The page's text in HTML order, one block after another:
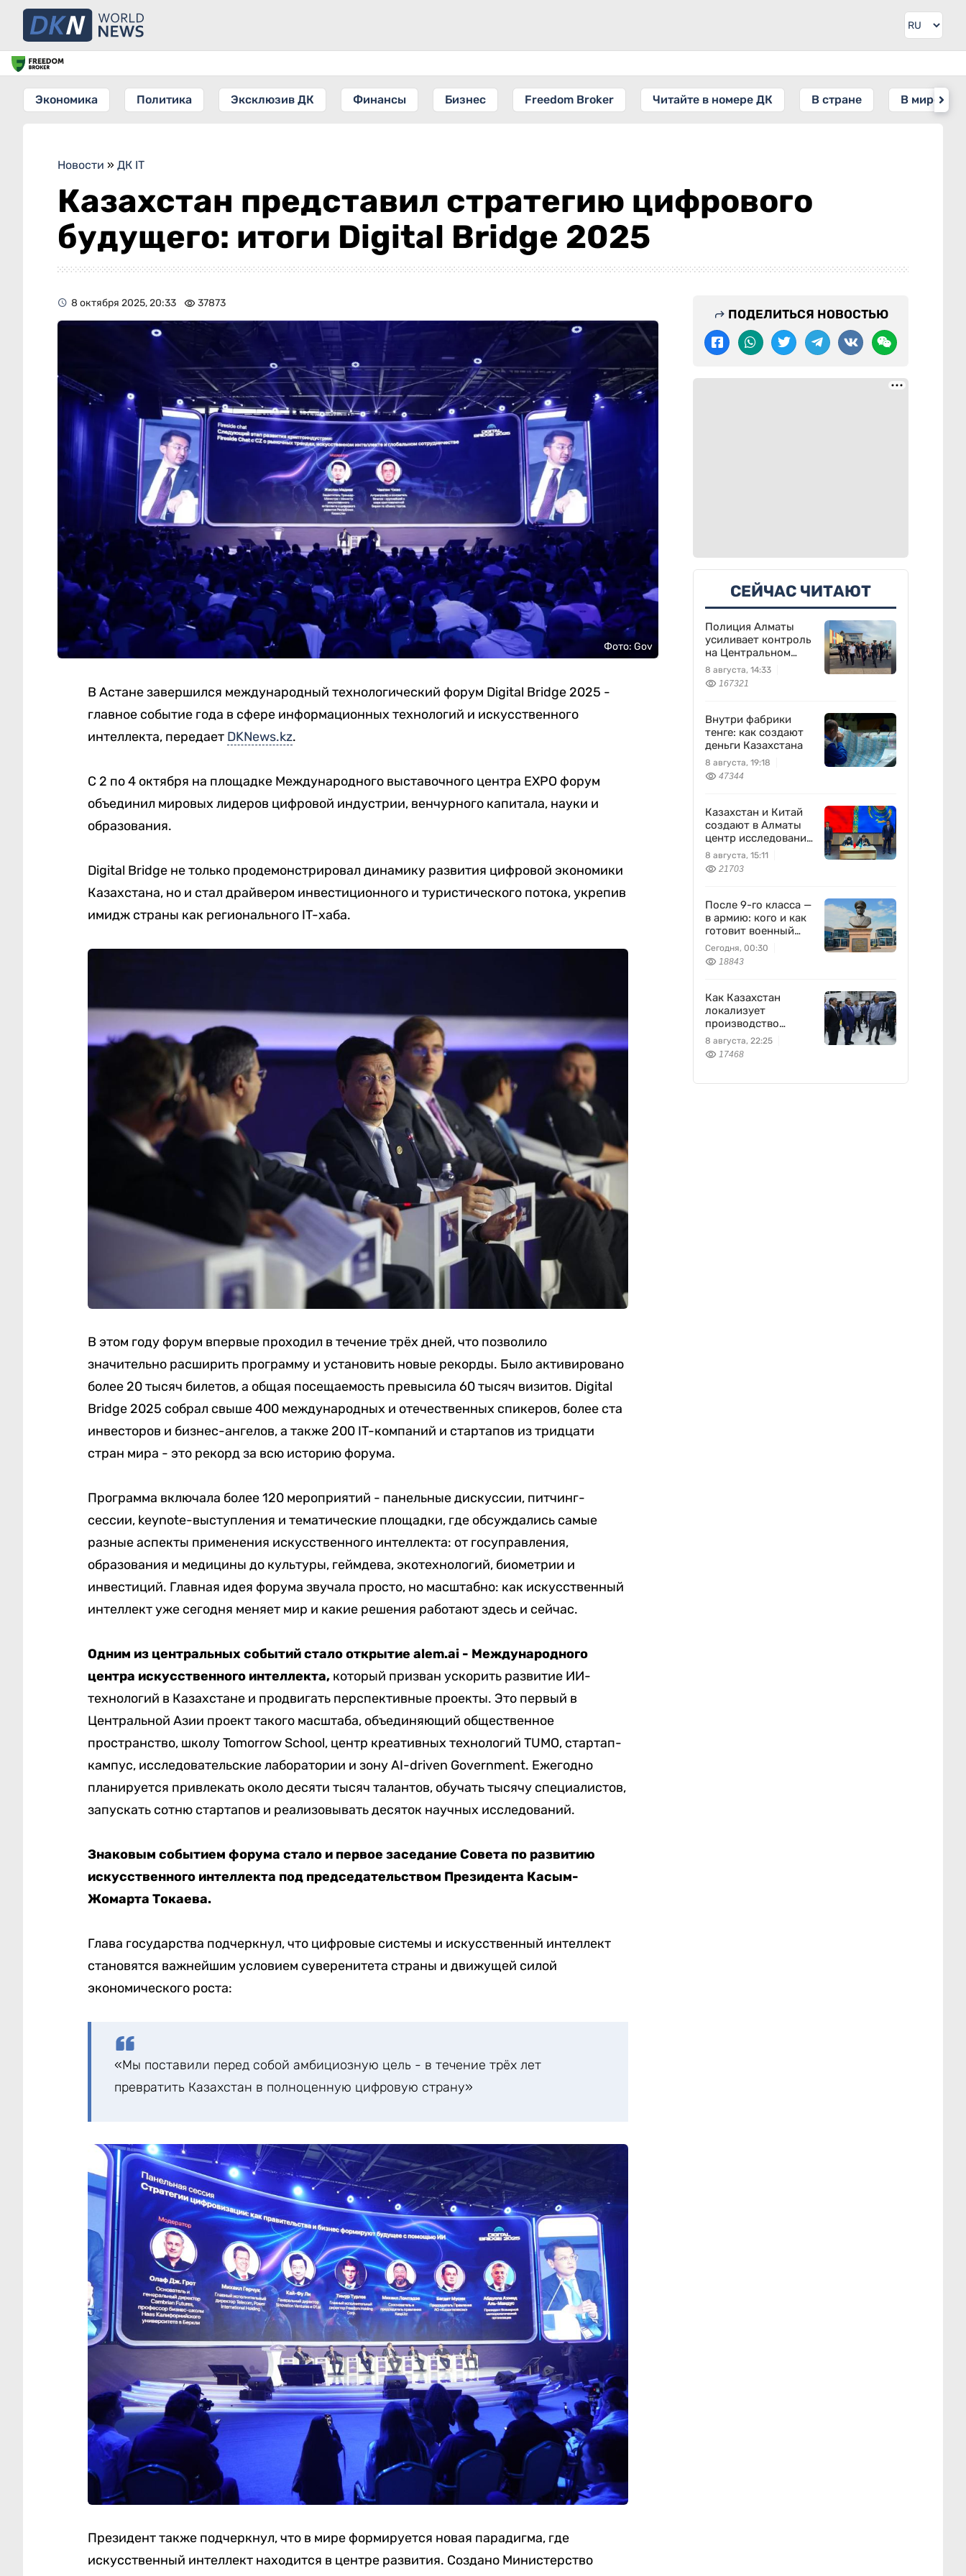
Экономика Политика Эксклюзив ДК Финансы Бизнес Freedom Broker Читайте в номере ДК В стране В мире
Новости » ДК IT
Казахстан представил стратегию цифрового
будущего: итоги Digital Bridge 2025
8 октября 2025, 20:33 37873
Фото: Gov
В Астане завершился международный технологический форум Digital Bridge 2025 -
главное событие года в сфере информационных технологий и искусственного
интеллекта, передает DKNews.kz.
С 2 по 4 октября на площадке Международного выставочного центра EXPO форум
объединил мировых лидеров цифровой индустрии, венчурного капитала, науки и
образования.
Digital Bridge не только продемонстрировал динамику развития цифровой экономики
Казахстана, но и стал драйвером инвестиционного и туристического потока, укрепив
имидж страны как регионального IT-хаба.
В этом году форум впервые проходил в течение трёх дней, что позволило
значительно расширить программу и установить новые рекорды. Было активировано
более 20 тысяч билетов, а общая посещаемость превысила 60 тысяч визитов. Digital
Bridge 2025 собрал свыше 400 международных и отечественных спикеров, более ста
инвесторов и бизнес-ангелов, а также 200 IT-компаний и стартапов из тридцати
стран мира - это рекорд за всю историю форума.
Программа включала более 120 мероприятий - панельные дискуссии, питчинг-
сессии, keynote-выступления и тематические площадки, где обсуждались самые
разные аспекты применения искусственного интеллекта: от госуправления,
образования и медицины до культуры, геймдева, экотехнологий, биометрии и
инвестиций. Главная идея форума звучала просто, но масштабно: как искусственный
интеллект уже сегодня меняет мир и какие решения работают здесь и сейчас.
Одним из центральных событий стало открытие alem.ai - Международного
центра искусственного интеллекта,который призван ускорить развитие ИИ-
технологий в Казахстане и продвигать перспективные проекты. Это первый в
Центральной Азии проект такого масштаба, объединяющий общественное
пространство, школу Tomorrow School, центр креативных технологий TUMO, стартап-
кампус, исследовательские лаборатории и зону AI-driven Government. Ежегодно
планируется привлекать около десяти тысяч талантов, обучать тысячу специалистов,
запускать сотню стартапов и реализовывать десяток научных исследований.
Знаковым событием форума стало и первое заседание Совета по развитию
искусственного интеллекта под председательством Президента Касым-
Жомарта Токаева.
Глава государства подчеркнул, что цифровые системы и искусственный интеллект
становятся важнейшим условием суверенитета страны и движущей силой
экономического роста:
«Мы поставили перед собой амбициозную цель - в течение трёх лет
превратить Казахстан в полноценную цифровую страну»
Президент также подчеркнул, что в мире формируется новая парадигма, где
искусственный интеллект находится в центре развития. Создано Министерство
ПОДЕЛИТЬСЯ НОВОСТЬЮ
СЕЙЧАС ЧИТАЮТ
Полиция Алматы
усиливает контроль
на Центральном
вещевом рынке
8 августа, 14:33
167321
Внутри фабрики
тенге: как создают
деньги Казахстана
8 августа, 19:18
47344
Казахстан и Китай
создают в Алматы
центр исследований
землетрясений
8 августа, 15:11
21703
После 9-го класса —
в армию: кого и как
готовит военный
колледж
Сегодня, 00:30
18843
Как Казахстан
локализует
производство
оборонной техники
8 августа, 22:25
17468